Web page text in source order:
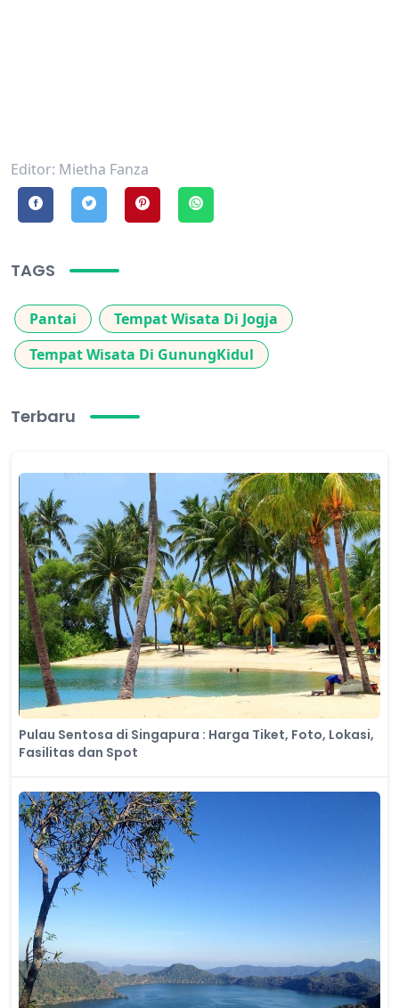
Editor: Mietha Fanza
TAGS
Pantai
Tempat Wisata Di Jogja
Tempat Wisata Di GunungKidul
Terbaru
Pulau Sentosa di Singapura : Harga Tiket, Foto, Lokasi,
Fasilitas dan Spot